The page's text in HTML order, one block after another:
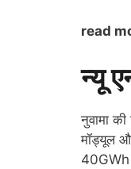
read
न्यू
नुवामा
मॉड्यूल
40GWh